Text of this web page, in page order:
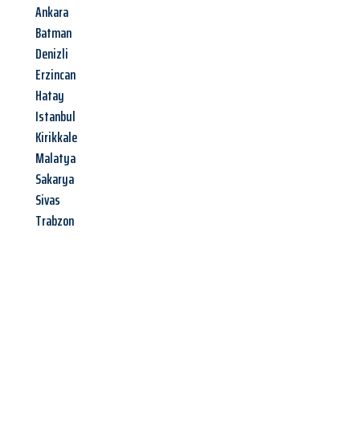
Ankara
Batman
Denizli
Erzincan
Hatay
Istanbul
Kirikkale
Malatya
Sakarya
Sivas
Trabzon